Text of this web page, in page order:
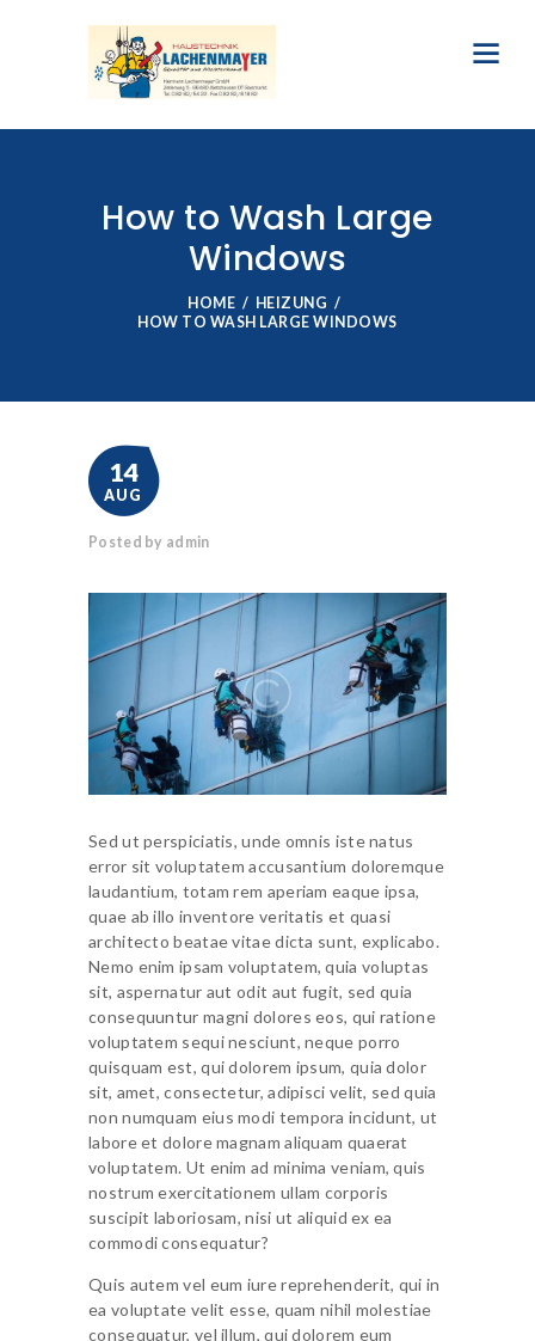
How to Wash Large
Windows
HOME
HEIZUNG
HOW TO WASH LARGE WINDOWS
14
AUG
Posted by admin
Sed ut perspiciatis, unde omnis iste natus
error sit voluptatem accusantium doloremque
laudantium, totam rem aperiam eaque ipsa,
quae ab illo inventore veritatis et quasi
architecto beatae vitae dicta sunt, explicabo.
Nemo enim ipsam voluptatem, quia voluptas
sit, aspernatur aut odit aut fugit, sed quia
consequuntur magni dolores eos, qui ratione
voluptatem sequi nesciunt, neque porro
quisquam est, qui dolorem ipsum, quia dolor
sit, amet, consectetur, adipisci velit, sed quia
non numquam eius modi tempora incidunt, ut
labore et dolore magnam aliquam quaerat
voluptatem. Ut enim ad minima veniam, quis
nostrum exercitationem ullam corporis
suscipit laboriosam, nisi ut aliquid ex ea
commodi consequatur?
Quis autem vel eum iure reprehenderit, qui in
ea voluptate velit esse, quam nihil molestiae
consequatur, vel illum, qui dolorem eum